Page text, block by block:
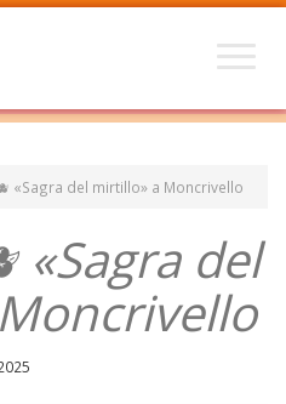
«Sagra del mirtillo» a Moncrivello
«Sagra del